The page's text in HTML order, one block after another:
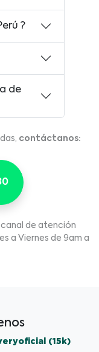
?
de
contáctanos:
de atención
a Viernes de 9am a
(15k)